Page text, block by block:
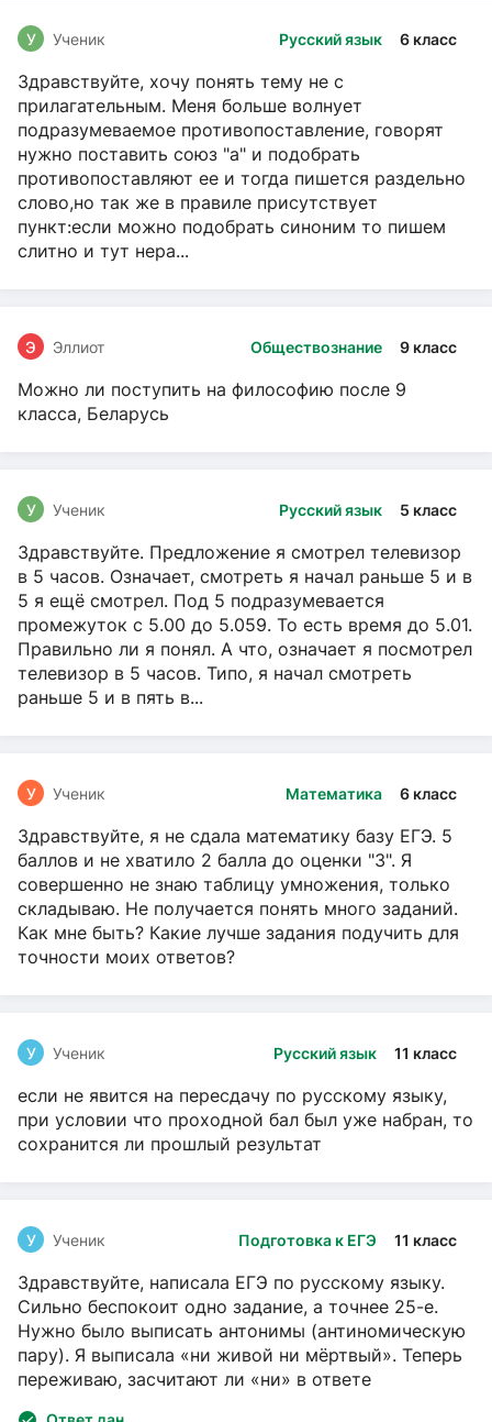
Русский язык 6 класс
У Ученик
Здравствуйте, хочу понять тему не с
прилагательным. Меня больше волнует
подразумеваемое противопоставление, говорят
нужно поставить союз "а" и подобрать
противопоставляют ее и тогда пишется раздельно
слово,но так же в правиле присутствует
пункт:если можно подобрать синоним то пишем
слитно и тут нера...
Обществознание 9 класс
Э Эллиот
Можно ли поступить на философию после 9
класса, Беларусь
Русский язык 5 класс
У Ученик
Здравствуйте. Предложение я смотрел телевизор
в 5 часов. Означает, смотреть я начал раньше 5 и в
5 я ещё смотрел. Под 5 подразумевается
промежуток с 5.00 до 5.059. То есть время до 5.01.
Правильно ли я понял. А что, означает я посмотрел
телевизор в 5 часов. Типо, я начал смотреть
раньше 5 и в пять в...
Математика 6 класс
У Ученик
Здравствуйте, я не сдала математику базу ЕГЭ. 5
баллов и не хватило 2 балла до оценки "3". Я
совершенно не знаю таблицу умножения, только
складываю. Не получается понять много заданий.
Как мне быть? Какие лучше задания подучить для
точности моих ответов?
Русский язык 11 класс
У Ученик
если не явится на пересдачу по русскому языку,
при условии что проходной бал был уже набран, то
сохранится ли прошлый результат
Подготовка к ЕГЭ 11 класс
У Ученик
Здравствуйте, написала ЕГЭ по русскому языку.
Сильно беспокоит одно задание, а точнее 25-е.
Нужно было выписать антонимы (антиномическую
пару). Я выписала «ни живой ни мёртвый». Теперь
переживаю, засчитают ли «ни» в ответе